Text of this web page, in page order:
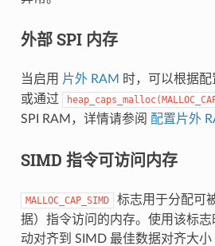
外部 SPI 内存
当启用 片外 RAM 时，可以根据
或通过
SPI RAM，详情请参阅 配置片外
SIMD 指令可访问内存
MALLOC_CAP_SIMD
标志用于分配可
据）指令访问的内存。使用该标志
动对齐到 SIMD 最佳数据对齐大